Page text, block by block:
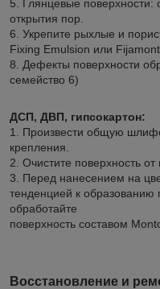
5. Глянцевые поверхности:
открытия пор.
6. Укрепите рыхлые и
Fixing Emulsion или Fijamont.
8. Дефекты поверхности
семейство 6)
ДСП, ДВП, гипсокартон:
1. Произвести общую
крепления.
2. Очистите поверхность
3. Перед нанесением на
тенденцией к образованию
обработайте
поверхность составом
Восстановление и